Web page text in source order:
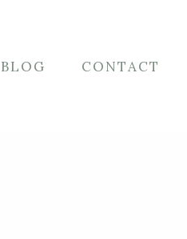
BLOG CONTACT